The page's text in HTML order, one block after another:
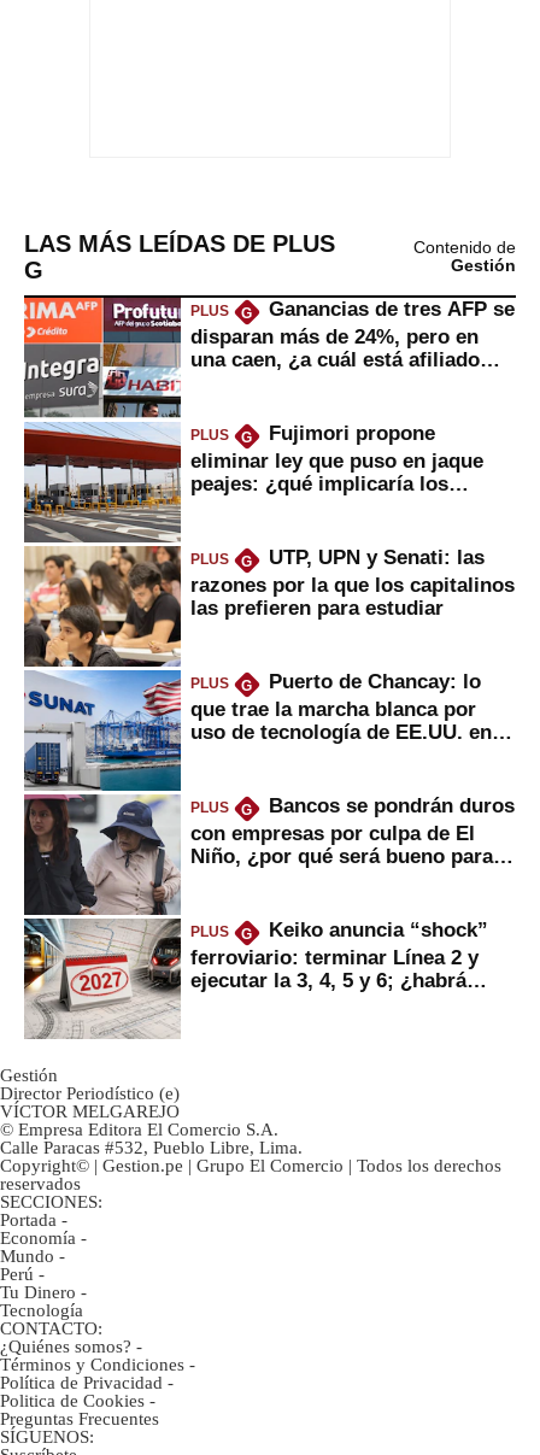
LAS MÁS LEÍDAS DE PLUS
G
Contenido de
Gestión
PLUS G
Ganancias de tres AFP se
disparan más de 24%, pero en
una caen, ¿a cuál está afiliado
PLUS G
Fujimori propone
eliminar ley que puso en jaque
peajes: ¿qué implicaría los
PLUS G
UTP, UPN y Senati: las
razones por la que los capitalinos
las prefieren para estudiar
PLUS G
Puerto de Chancay: lo
que trae la marcha blanca por
uso de tecnología de EE.UU. en
PLUS G
Bancos se pondrán duros
con empresas por culpa de El
Niño, ¿por qué será bueno para
PLUS G
Keiko anuncia “shock”
ferroviario: terminar Línea 2 y
ejecutar la 3, 4, 5 y 6; ¿habrá
Gestión
Director Periodístico (e)
VÍCTOR MELGAREJO
© Empresa Editora El Comercio S.A.
Calle Paracas #532, Pueblo Libre, Lima.
Copyright© | Gestion.pe | Grupo El Comercio | Todos los derechos
reservados
SECCIONES:
Portada -
Economía -
Mundo -
Perú -
Tu Dinero -
Tecnología
CONTACTO:
¿Quiénes somos? -
Términos y Condiciones -
Política de Privacidad -
Politica de Cookies -
Preguntas Frecuentes
SÍGUENOS: